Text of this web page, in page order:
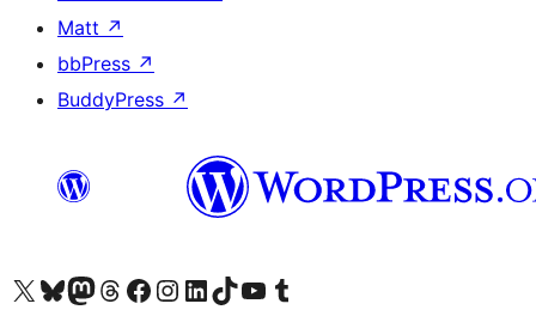
Matt ↗
bbPress ↗
BuddyPress ↗
Visit our X (formerly Twitter) account
Visit our Bluesky account
Биздин Mastodon түрмөгүбүзгө баш багыңыз
Visit our Threads account
Биздин Facebook баракчабызга кириңиз
Биздин Instagram баракчабызга баш багыңыз
Биздин LinkedIn баракчабызга баш багыңыз
Visit our TikTok account
Visit our YouTube channel
Visit our Tumblr account